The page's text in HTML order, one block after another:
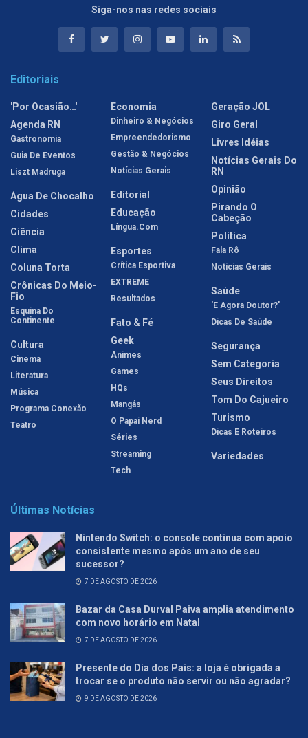
Siga-nos nas redes sociais
Editoriais
'Por Ocasião…'
Agenda RN
Gastronomia
Guia De Eventos
Liszt Madruga
Água De Chocalho
Cidades
Ciência
Clima
Coluna Torta
Crônicas Do Meio-
Fio
Esquina Do
Continente
Cultura
Cinema
Literatura
Música
Programa Conexão
Teatro
Economia
Dinheiro & Negócios
Empreendedorismo
Gestão & Negócios
Notícias Gerais
Editorial
Educação
Língua.com
Esportes
Crítica Esportiva
EXTREME
Resultados
Fato & Fé
Geek
Animes
Games
HQs
Mangás
O Papai Nerd
Séries
Streaming
Tech
Geração JOL
Giro Geral
Livres Idéias
Notícias Gerais Do
RN
Opinião
Pirando O
Cabeção
Política
Fala Rô
Notícias Gerais
Saúde
'E Agora Doutor?'
Dicas De Saúde
Segurança
Sem Categoria
Seus Direitos
Tom Do Cajueiro
Turismo
Dicas E Roteiros
Variedades
Últimas Notícias
Nintendo Switch: o console continua com apoio
consistente mesmo após um ano de seu
sucessor?
7 DE AGOSTO DE 2026
Bazar da Casa Durval Paiva amplia atendimento
com novo horário em Natal
7 DE AGOSTO DE 2026
Presente do Dia dos Pais: a loja é obrigada a
trocar se o produto não servir ou não agradar?
9 DE AGOSTO DE 2026